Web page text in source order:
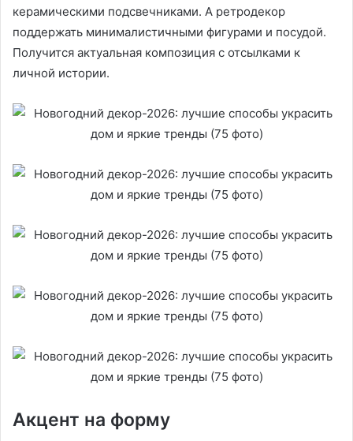
керамическими подсвечниками. А ретродекор
поддержать минималистичными фигурами и посудой.
Получится актуальная композиция с отсылками к
личной истории.
Акцент на форму